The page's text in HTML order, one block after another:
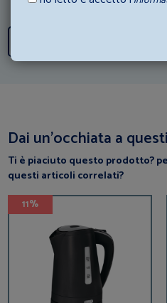
Dai un’occhiata a
Ti è piaciuto questo prodotto?
questi articoli correlati?
11%